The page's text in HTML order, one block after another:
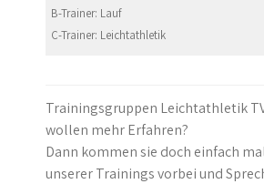
B-Trainer: Lauf
C-Trainer: Leichtathletik
Trainingsgruppen Leichtathletik
wollen mehr Erfahren?
Dann kommen sie doch einfach
unserer Trainings vorbei und